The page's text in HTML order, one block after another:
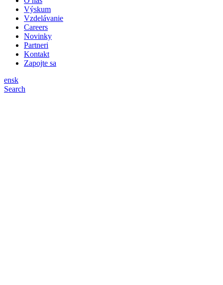
Výskum
Vzdelávanie
Careers
Novinky
Partneri
Kontakt
Zapojte sa
ensk
Search